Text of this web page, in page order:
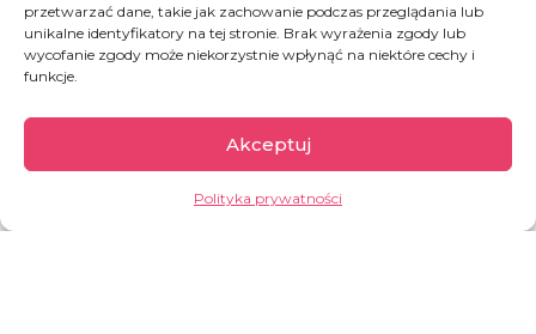
przetwarzać dane, takie jak zachowanie podczas przeglądania lub
unikalne identyfikatory na tej stronie. Brak wyrażenia zgody lub
wycofanie zgody może niekorzystnie wpłynąć na niektóre cechy i
funkcje.
Akceptuj
Polityka prywatności
kontynencie afrykańskim, a przy tym najgęściej